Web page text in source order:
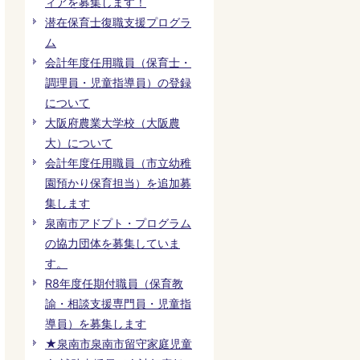
潜在保育士復職支援プログラ
ム
会計年度任用職員（保育士・
調理員・児童指導員）の登録
について
大阪府農業大学校（大阪農
大）について
会計年度任用職員（市立幼稚
園預かり保育担当）を追加募
集します
泉南市アドプト・プログラム
の協力団体を募集していま
す。
R8年度任期付職員（保育教
諭・相談支援専門員・児童指
導員）を募集します
★泉南市泉南市留守家庭児童